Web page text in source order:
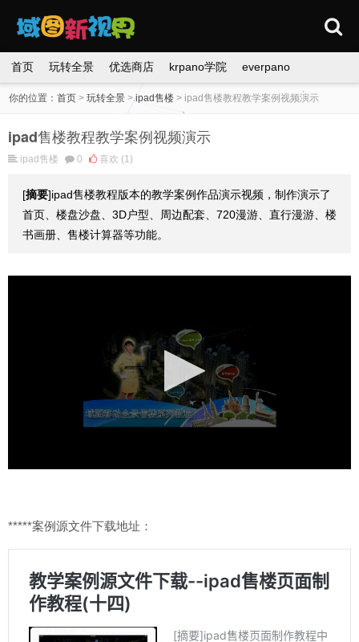
首页 玩转全景 优选商店 krpano学院 everpano
你的位置：首页 > 玩转全景 > ipad售楼 > ipad售楼教程教学案例视频演示
ipad售楼教程教学案例视频演示
ipad售楼 0 喜欢 (1)
[摘要]ipad售楼教程版本的教学案例作品演示视频，制作演示了
首页、楼盘沙盘、3D户型、周边配套、720漫游、直行漫游、楼
书画册、售楼计算器等功能。
*****案例源文件下载地址：